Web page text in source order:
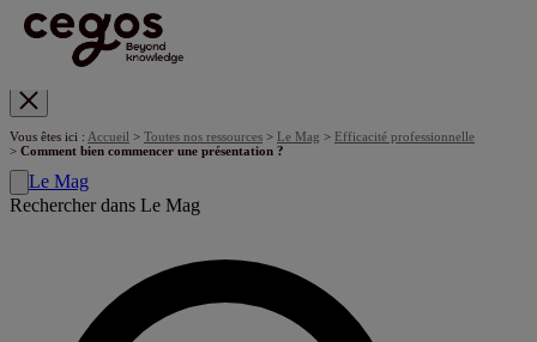
Vous êtes ici : Accueil > Toutes nos ressources > Le Mag > Efficacité professionnelle
> Comment bien commencer une présentation ?
Le Mag
Rechercher dans Le Mag